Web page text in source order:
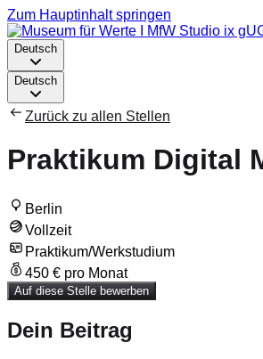
Zum Hauptinhalt springen
Deutsch
Deutsch
Zurück zu allen Stellen
Praktikum Digital
Berlin
Vollzeit
Praktikum/Werkstudium
450 € pro Monat
Auf diese Stelle bewerben
Dein Beitrag